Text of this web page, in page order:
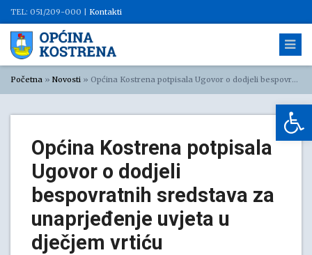
TEL: 051/209-000 | Kontakti
Početna » Novosti » Općina Kostrena potpisala Ugovor o dodjeli bespovratnih sredstava za unaprjeđenje uvjeta u dječjem vrtiću
Općina Kostrena potpisala
Ugovor o dodjeli
bespovratnih sredstava za
unaprjeđenje uvjeta u
dječjem vrtiću